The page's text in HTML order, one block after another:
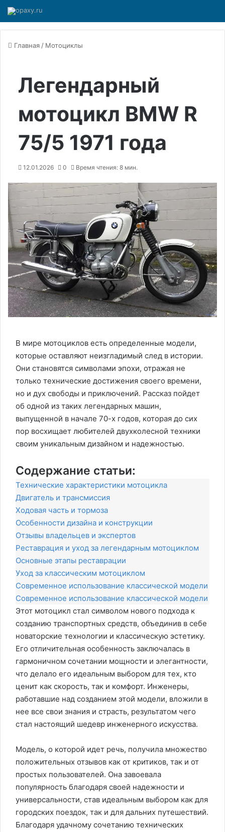
Главная / Мотоциклы
Легендарный
мотоцикл BMW R
75/5 1971 года
12.01.2026 0 Время чтения: 8 мин.
В мире мотоциклов есть определенные модели,
которые оставляют неизгладимый след в истории.
Они становятся символами эпохи, отражая не
только технические достижения своего времени,
но и дух свободы и приключений. Рассказ пойдет
об одной из таких легендарных машин,
выпущенной в начале 70-х годов, которая до сих
пор восхищает любителей двухколесной техники
своим уникальным дизайном и надежностью.
Содержание статьи:
Технические характеристики мотоцикла
Двигатель и трансмиссия
Ходовая часть и тормоза
Особенности дизайна и конструкции
Отзывы владельцев и экспертов
Реставрация и уход за легендарным мотоциклом
Основные этапы реставрации
Уход за классическим мотоциклом
Современное использование классической модели
Современное использование классической модели
Этот мотоцикл стал символом нового подхода к
созданию транспортных средств, объединив в себе
новаторские технологии и классическую эстетику.
Его отличительная особенность заключалась в
гармоничном сочетании мощности и элегантности,
что делало его идеальным выбором для тех, кто
ценит как скорость, так и комфорт. Инженеры,
работавшие над созданием этой модели, вложили в
нее все свои знания и страсть, результатом чего
стал настоящий шедевр инженерного искусства.
Модель, о которой идет речь, получила множество
положительных отзывов как от критиков, так и от
простых пользователей. Она завоевала
популярность благодаря своей надежности и
универсальности, став идеальным выбором как для
городских поездок, так и для дальних путешествий.
Благодаря удачному сочетанию технических